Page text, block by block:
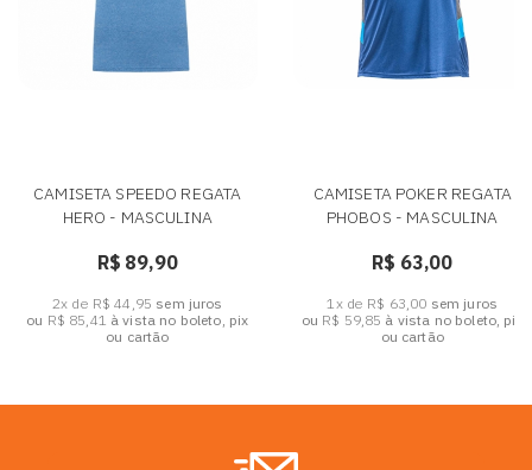
CAMISETA SPEEDO REGATA
HERO - MASCULINA
R$ 89,90
2x de R$ 44,95 sem juros
ou R$ 85,41 à vista no boleto, pix
ou cartão
CAMISETA POKER REGATA
PHOBOS - MASCULINA
R$ 63,00
1x de R$ 63,00 sem juros
ou R$ 59,85 à vista no boleto, pix
ou cartão